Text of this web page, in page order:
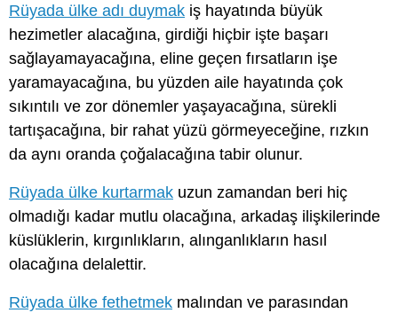
Rüyada ülke adı duymak iş hayatında büyük
hezimetler alacağına, girdiği hiçbir işte başarı
sağlayamayacağına, eline geçen fırsatların işe
yaramayacağına, bu yüzden aile hayatında çok
sıkıntılı ve zor dönemler yaşayacağına, sürekli
tartışacağına, bir rahat yüzü görmeyeceğine, rızkın
da aynı oranda çoğalacağına tabir olunur.
Rüyada ülke kurtarmak uzun zamandan beri hiç
olmadığı kadar mutlu olacağına, arkadaş ilişkilerinde
küslüklerin, kırgınlıkların, alınganlıkların hasıl
olacağına delalettir.
Rüyada ülke fethetmek malından ve parasından